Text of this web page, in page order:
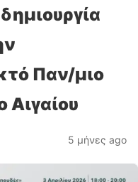
Παν/μιο
Αιγαίου
5 μήνες ago